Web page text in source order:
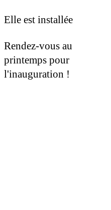
Elle est installée
Rendez-vous au
printemps pour
l'inauguration !